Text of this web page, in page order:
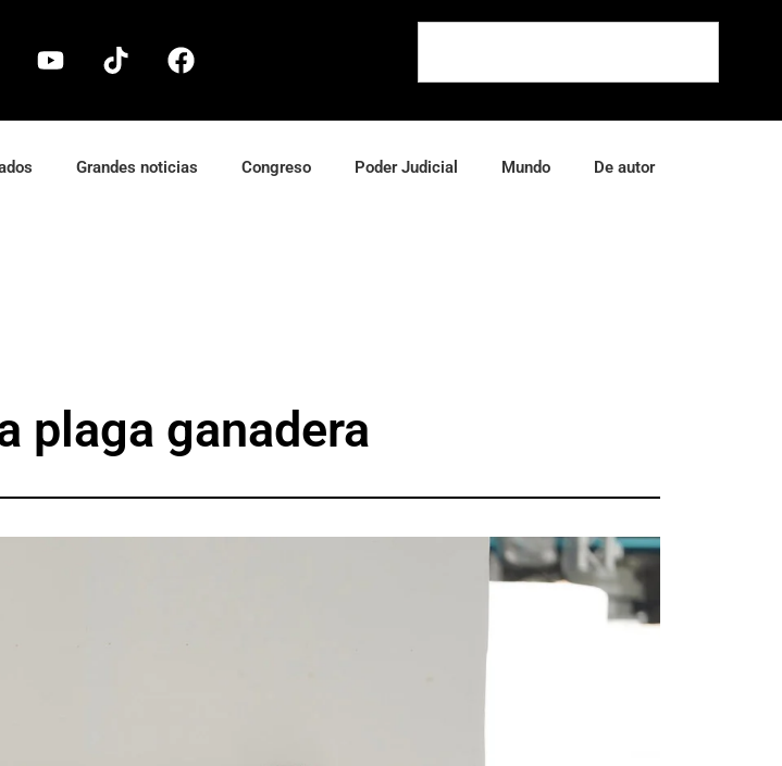
Grandes noticias Congreso Poder Judicial Mundo De autor
plaga ganadera